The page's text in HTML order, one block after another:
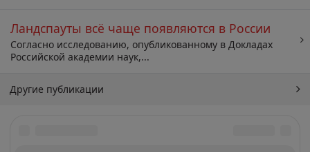
Ландспауты всё чаще появляются в России
Согласно исследованию, опубликованному в Докладах
Российской академии наук,...
Другие публикации